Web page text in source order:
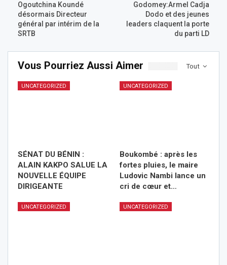
Ogoutchina Koundé
désormais Directeur
général par intérim de la
SRTB
Godomey:Armel Cadja
Dodo et des jeunes
leaders claquent la porte
du parti LD
Tout
Vous Pourriez Aussi Aimer
UNCATEGORIZED
SÉNAT DU BÉNIN :
ALAIN KAKPO SALUE LA
NOUVELLE ÉQUIPE
DIRIGEANTE
UNCATEGORIZED
Boukombé : après les
fortes pluies, le maire
Ludovic Nambi lance un
cri de cœur et…
UNCATEGORIZED UNCATEGORIZED